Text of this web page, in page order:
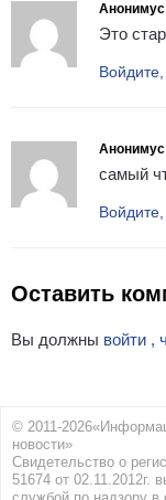
Анонимус
Это
Войдите,
Анонимус
самый
Войдите,
Оставить
Вы должны войти ,
© 2011-
новости»
Свидетельство о
51674 от 02.11.2012г.